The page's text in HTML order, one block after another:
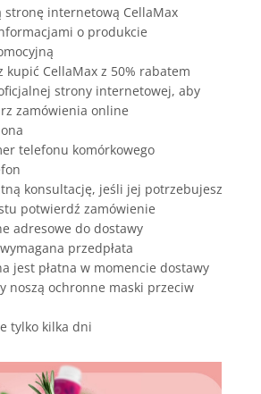
stronę internetową CellaMax
o produkcie
kupić CellaMax z 50% rabatem
strony internetowej, aby
zamówienia online
telefonu komórkowego
konsultację, jeśli jej potrzebujesz
potwierdź zamówienie
adresowe do dostawy
przedpłata
jest płatna w momencie dostawy
noszą ochronne maski przeciw
tylko kilka dni